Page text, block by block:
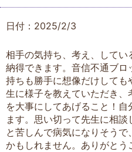
日付：2025/2/3
相手の気持ち、考え、して
納得できます。音信不通ブ
持ちも勝手に想像だけして
生に様子を教えていただき
を大事にしてあげること！
ます。思い切って先生に相
と苦しんで病気になりそう
かもしれません。ありがとう